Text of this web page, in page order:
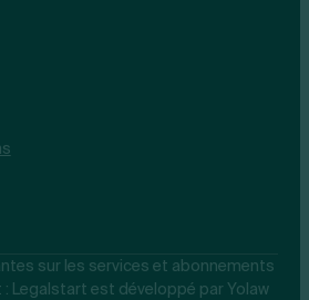
sur les services et abonnements
Legalstart est développé par Yolaw